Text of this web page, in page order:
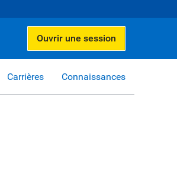
Ouvrir une session
Carrières Connaissances